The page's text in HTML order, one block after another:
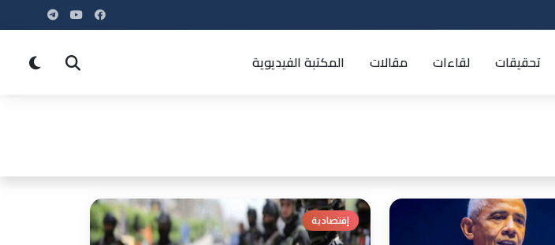
تحقيقات لقاءات مقالات المكتبة الفيديوية
إقتصادية